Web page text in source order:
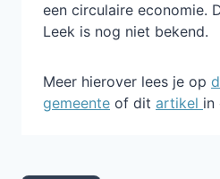
een circulaire economie.
Leek is nog niet bekend.
Meer hierover lees je op
gemeente of dit artikel in